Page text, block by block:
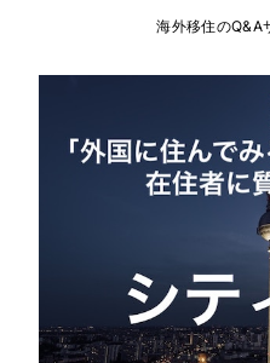
海外移住のQ&A